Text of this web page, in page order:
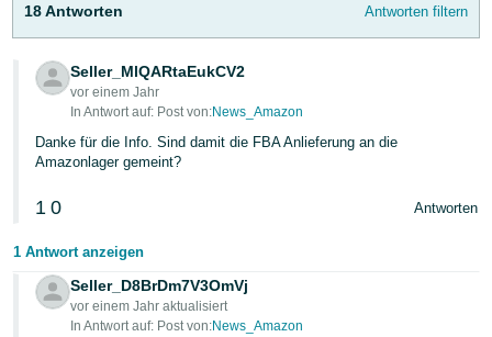
日
語
JP
국
-
KR
18 Antworten Antworten filtern
Seller_MlQARtaEukCV2
vor einem Jahr
In Antwort auf: Post von:News_Amazon
Danke für die Info. Sind damit die FBA Anlieferung an die
Amazonlager gemeint?
1 0 Antworten
1 Antwort anzeigen
Seller_D8BrDm7V3OmVj
vor einem Jahr aktualisiert
In Antwort auf: Post von:News_Amazon